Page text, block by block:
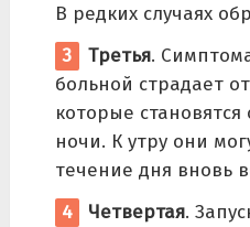
В редких случаях
Третья.
больной страдает
которые
ночи. К утру они
течение дня вновь
Четвертая.